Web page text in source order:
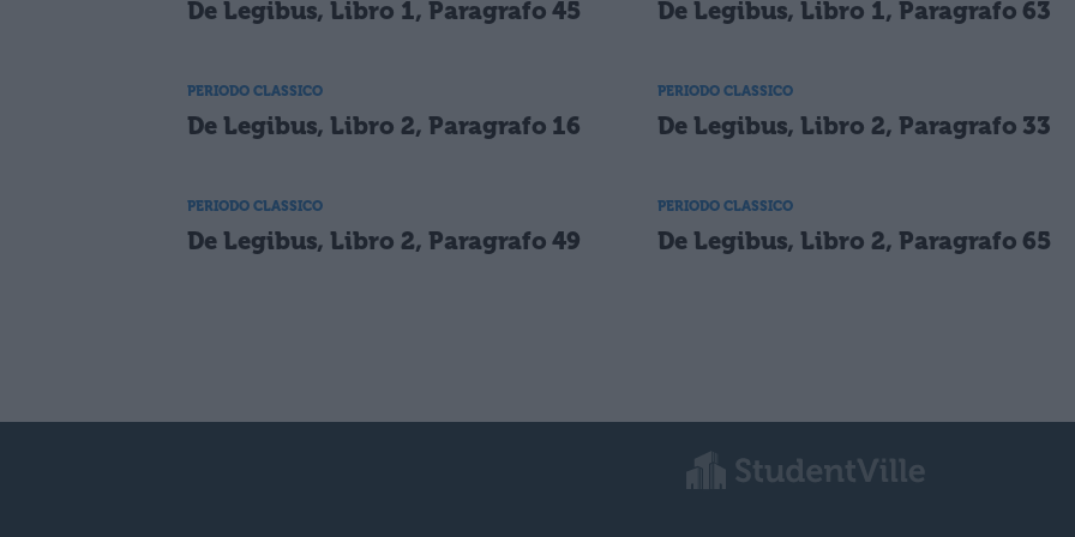
De Legibus, Libro 1, Paragrafo 45 De Legibus, Libro 1, Paragrafo 63
PERIODO CLASSICO
De Legibus, Libro 2, Paragrafo 16
PERIODO CLASSICO
De Legibus, Libro 2, Paragrafo 33
PERIODO CLASSICO
De Legibus, Libro 2, Paragrafo 49
PERIODO CLASSICO
De Legibus, Libro 2, Paragrafo 65